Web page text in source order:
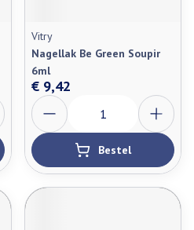
Vitry
Nagellak Be Green Soupir
6ml
€ 9,42
Aantal
Bestel